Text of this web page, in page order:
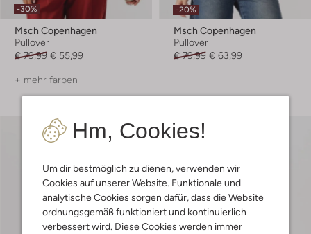
Hm, Cookies!
Um dir bestmöglich zu dienen, verwenden wir
Cookies auf unserer Website. Funktionale und
analytische Cookies sorgen dafür, dass die Website
ordnungsgemäß funktioniert und kontinuierlich
verbessert wird. Diese Cookies werden immer
-30%
Msch Copenhagen
Pullover
€ 79,99 € 55,99
+ mehr farben
-20%
Msch Copenhagen
Pullover
€ 79,99 € 63,99